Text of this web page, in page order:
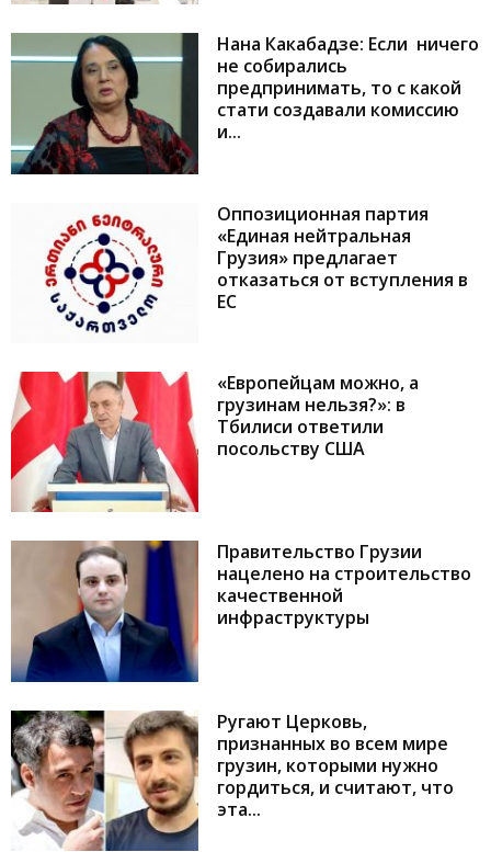
Нана Какабадзе: Если ничего
не собирались
предпринимать, то с какой
стати создавали комиссию
и...
Оппозиционная партия
«Единая нейтральная
Грузия» предлагает
отказаться от вступления в
ЕС
«Европейцам можно, а
грузинам нельзя?»: в
Тбилиси ответили
посольству США
Правительство Грузии
нацелено на строительство
качественной
инфраструктуры
Ругают Церковь,
признанных во всем мире
грузин, которыми нужно
гордиться, и считают, что
эта...